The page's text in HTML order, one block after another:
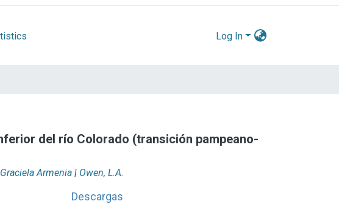
Log In
del río Colorado (transición pampeano-
Armenia | Owen, L.A.
Descargas